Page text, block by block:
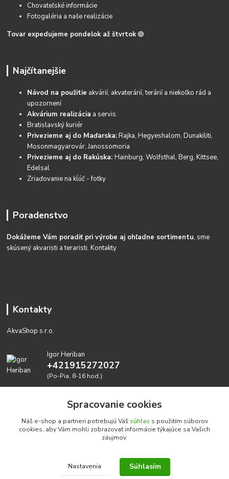
Chovateľské informácie
Fotogaléria a naše realizácie
Tovar expedujeme pondelok až štvrtok 🟢
Najčítanejšie
Návod na použitie akvárií, akvaterárií, terárií a niekoľko rád a
upozornení
Akvárium realizácia a servis
Bratislavský kuriér
Privezieme aj do Maďarska:Rajka, Hegyeshalom, Dunakiliti,
Mosonmagyarovár, Janossomoria
Privezieme aj do Rakúska:Hainburg, Wolfsthal, Berg, Kittsee,
Edelsal
Zriaďovanie na kĺúč - fotky
Poradenstvo
Dokážeme Vám poradiť pri výrobe aj ohľadne sortimentu, sme
skúsený akvaristi a teraristi.Kontakty
Kontakty
AkvaShop s.r.o.
Igor Heriban
+421915272027
(Po-Pia, 8-16 hod.)
Realizujeme prírodné akvária: AkvaShop s.r.o. • IBAN:
Spracovanie cookies
Náš e-shop a partneri potrebujú Váš súhlas s použitím súborov
cookies, aby Vám mohli zobrazovať informácie týkajúce sa Vašich
záujmov.
Nastavenia Súhlasím